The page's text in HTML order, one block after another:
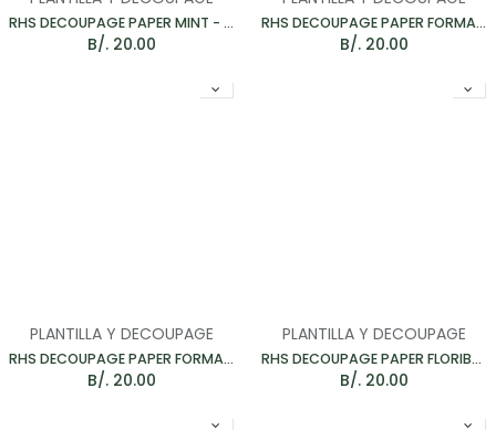
RHS DECOUPAGE PAPER MINT - PAPEL PARA MUEBLES 67*48CM
B/. 20.00
RHS DECOUPAGE PAPER FORMAL ROME - PAPEL PARA MUEBLES 67*48CM
B/. 20.00
PLANTILLA Y DECOUPAGE
RHS DECOUPAGE PAPER FORMAL GARDEN - PAPEL PARA MUEBLES 67*48CM
B/. 20.00
PLANTILLA Y DECOUPAGE
RHS DECOUPAGE PAPER FLORIBUNDA - PAPEL PARA MUEBLES 67*48CM
B/. 20.00